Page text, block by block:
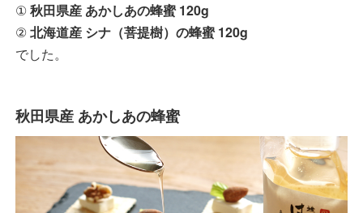
①秋田県産 あかしあの蜂蜜 120g
②北海道産 シナ（菩提樹）の蜂蜜 120g
でした。
秋田県産 あかしあの蜂蜜